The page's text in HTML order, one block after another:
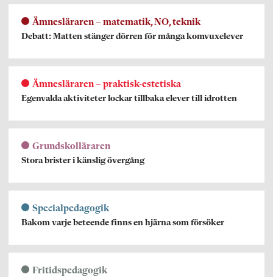
Ämnesläraren – matematik, NO, teknik
Debatt: Matten stänger dörren för många komvuxelever
Ämnesläraren – praktisk-estetiska
Egenvalda aktiviteter lockar tillbaka elever till idrotten
Grundskolläraren
Stora brister i känslig övergång
Specialpedagogik
Bakom varje beteende finns en hjärna som försöker
Fritidspedagogik